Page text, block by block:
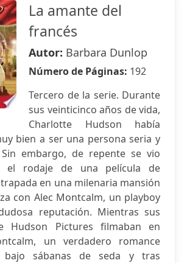
La amante del
francés
Autor: Barbara Dunlop
Número de Páginas: 192
Tercero de la serie. Durante
sus veinticinco años de vida,
Charlotte Hudson había
bien a ser una persona seria y
embargo, de repente se vio
el rodaje de una película de
en una milenaria mansión
con Alec Montcalm, un playboy
reputación. Mientras sus
Hudson Pictures filmaban en
un verdadero romance
sábanas de seda y tras